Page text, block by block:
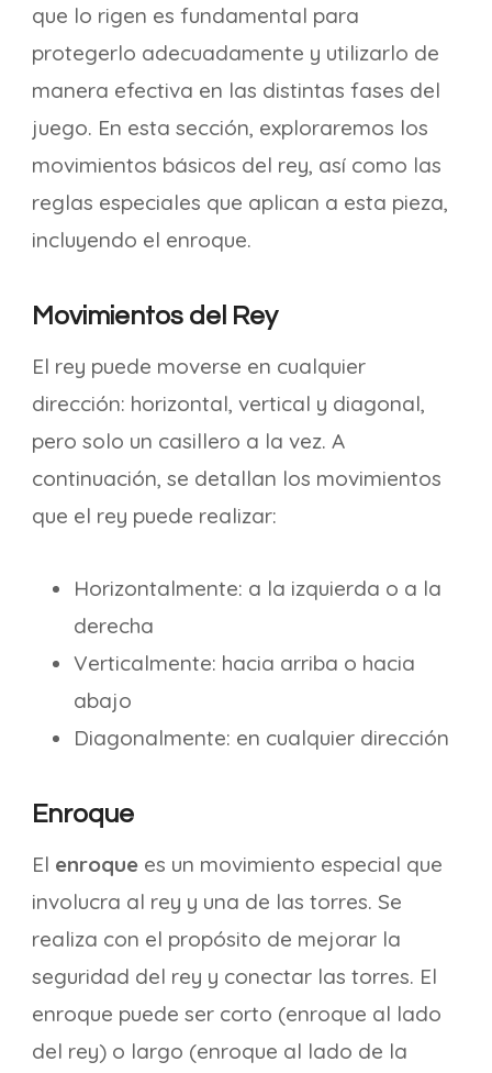
que lo rigen es fundamental para
protegerlo adecuadamente y utilizarlo de
manera efectiva en las distintas fases del
juego. En esta sección, exploraremos los
movimientos básicos del rey, así como las
reglas especiales que aplican a esta pieza,
incluyendo el enroque.
Movimientos del Rey
El rey puede moverse en cualquier
dirección: horizontal, vertical y diagonal,
pero solo un casillero a la vez. A
continuación, se detallan los movimientos
que el rey puede realizar:
Horizontalmente: a la izquierda o a la
derecha
Verticalmente: hacia arriba o hacia
abajo
Diagonalmente: en cualquier dirección
Enroque
El enroque es un movimiento especial que
involucra al rey y una de las torres. Se
realiza con el propósito de mejorar la
seguridad del rey y conectar las torres. El
enroque puede ser corto (enroque al lado
del rey) o largo (enroque al lado de la